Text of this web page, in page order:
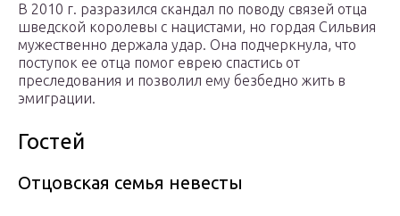
В 2010 г. разразился скандал по поводу связей отца
шведской королевы с нацистами, но гордая Сильвия
мужественно держала удар. Она подчеркнула, что
поступок ее отца помог еврею спастись от
преследования и позволил ему безбедно жить в
эмиграции.
Гостей
Отцовская семья невесты